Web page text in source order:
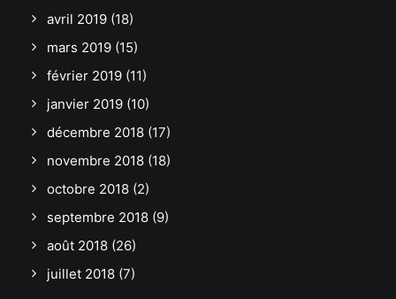
avril 2019 (18)
mars 2019 (15)
février 2019 (11)
janvier 2019 (10)
décembre 2018 (17)
novembre 2018 (18)
octobre 2018 (2)
septembre 2018 (9)
août 2018 (26)
juillet 2018 (7)